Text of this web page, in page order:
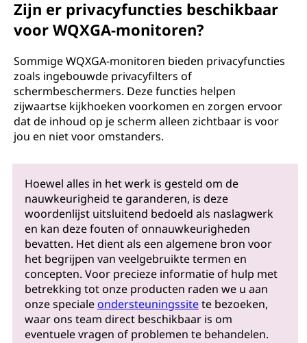
Zijn er privacyfuncties beschikbaar
voor WQXGA-monitoren?
Sommige WQXGA-monitoren bieden privacyfuncties
zoals ingebouwde privacyfilters of
schermbeschermers. Deze functies helpen
zijwaartse kijkhoeken voorkomen en zorgen ervoor
dat de inhoud op je scherm alleen zichtbaar is voor
jou en niet voor omstanders.
Hoewel alles in het werk is gesteld om de
nauwkeurigheid te garanderen, is deze
woordenlijst uitsluitend bedoeld als naslagwerk
en kan deze fouten of onnauwkeurigheden
bevatten. Het dient als een algemene bron voor
het begrijpen van veelgebruikte termen en
concepten. Voor precieze informatie of hulp met
betrekking tot onze producten raden we u aan
onze specialeondersteuningssitete bezoeken,
waar ons team direct beschikbaar is om
eventuele vragen of problemen te behandelen.